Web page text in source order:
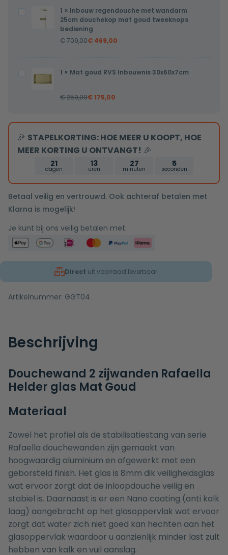
rooster
thermostatisch
mat
Inbouw
regendouche
douchekop
1 × Inbouw regendouche met wandarm
25cm douchekop mat goud tweeknops
bediening
€709,00€ 469,00
Mat
goud
30x60x7cm
1 × Mat goud RVS Inbouwnis 30x60x7cm
€259,00€ 175,00
🎉 STAPELKORTING: HOE MEER U KOOPT, HOE
MEER KORTING U ONTVANGT! 🎉
21
dagen
13
uren
27
minuten
5
seconden
Betaal veilig en vertrouwd. Ook achteraf betalen met
Klarna is mogelijk!
Je kunt bij ons veilig betalen met:
Direct uit voorraad leverbaar
Artikelnummer: GGT04
Beschrijving
Douchewand 2 zijwanden Rafaella
Helder glas Mat Goud
Materiaal
Zowel het profiel als de stabilisatiestang van serie
Rafaella douchewanden zijn gemaakt van
hoogwaardig aluminium en afgewerkt met een
geborsteld finish. Het glas is 8mm dik veiligheidsglas
wat ervoor zorgt dat de inloopdouche veilig en
stabiel is. Daarnaast is er een Nano coating (anti kalk
laag) aangebracht op het glasoppervlak wat ervoor
zorgt dat water zich niet goed kan hechten aan het
glasoppervlak waardoor u aanzienlijk minder last zult
hebben van kalk en vuil aanslag.